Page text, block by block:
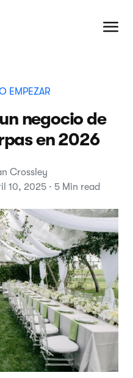
EMPEZAR
negocio de
en 2026
Crossley
10, 2025 · 5 Min read